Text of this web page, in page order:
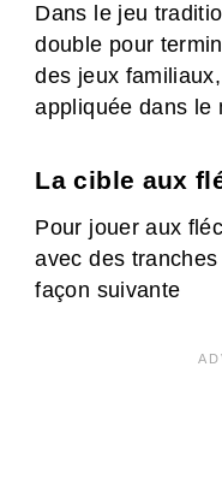
Dans le jeu
double pour
des jeux
appliquée dans le
La cible aux
Pour jouer aux
avec des
façon suivante